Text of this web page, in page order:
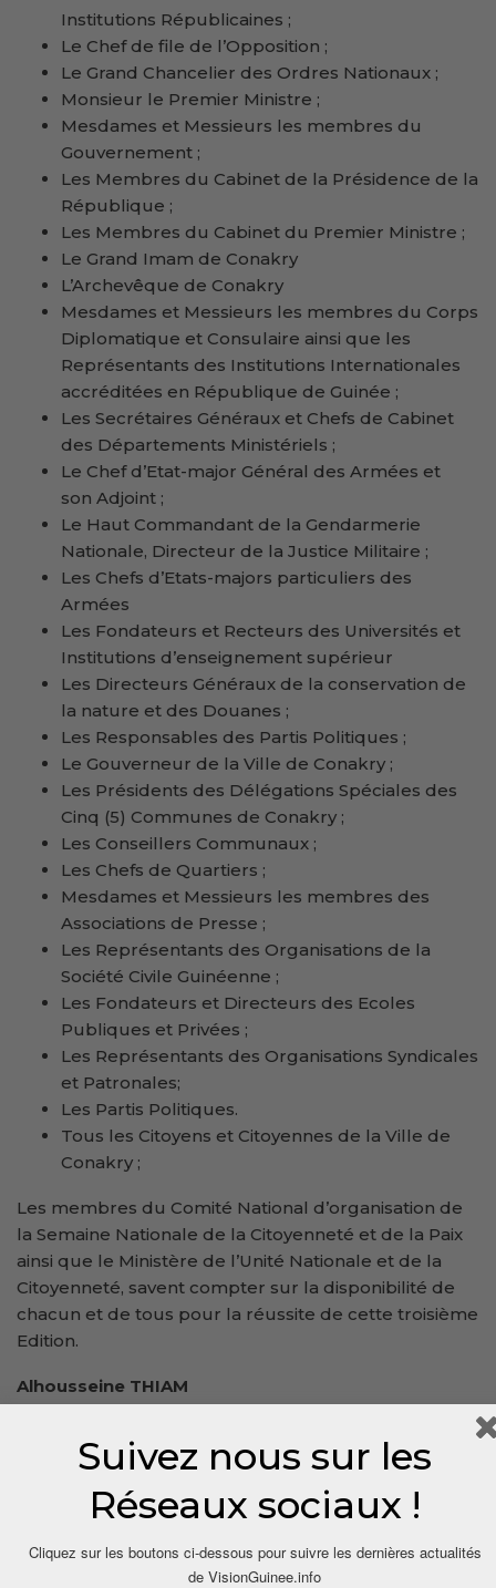
Institutions Républicaines ;
Le Chef de file de l’Opposition ;
Le Grand Chancelier des Ordres Nationaux ;
Monsieur le Premier Ministre ;
Mesdames et Messieurs les membres du
Gouvernement ;
Les Membres du Cabinet de la Présidence de la
République ;
Les Membres du Cabinet du Premier Ministre ;
Le Grand Imam de Conakry
L’Archevêque de Conakry
Mesdames et Messieurs les membres du Corps
Diplomatique et Consulaire ainsi que les
Représentants des Institutions Internationales
accréditées en République de Guinée ;
Les Secrétaires Généraux et Chefs de Cabinet
des Départements Ministériels ;
Le Chef d’Etat-major Général des Armées et
son Adjoint ;
Le Haut Commandant de la Gendarmerie
Nationale, Directeur de la Justice Militaire ;
Les Chefs d’Etats-majors particuliers des
Armées
Les Fondateurs et Recteurs des Universités et
Institutions d’enseignement supérieur
Les Directeurs Généraux de la conservation de
la nature et des Douanes ;
Les Responsables des Partis Politiques ;
Le Gouverneur de la Ville de Conakry ;
Les Présidents des Délégations Spéciales des
Cinq (5) Communes de Conakry ;
Les Conseillers Communaux ;
Les Chefs de Quartiers ;
Mesdames et Messieurs les membres des
Associations de Presse ;
Les Représentants des Organisations de la
Société Civile Guinéenne ;
Les Fondateurs et Directeurs des Ecoles
Publiques et Privées ;
Les Représentants des Organisations Syndicales
et Patronales;
Les Partis Politiques.
Tous les Citoyens et Citoyennes de la Ville de
Conakry ;
Les membres du Comité National d’organisation de
la Semaine Nationale de la Citoyenneté et de la Paix
ainsi que le Ministère de l’Unité Nationale et de la
Citoyenneté, savent compter sur la disponibilité de
chacun et de tous pour la réussite de cette troisième
Edition.
Alhousseine THIAM
Suivez nous sur les
Réseaux sociaux !
Cliquez sur les boutons ci-dessous pour suivre les dernières actualités
de VisionGuinee.info